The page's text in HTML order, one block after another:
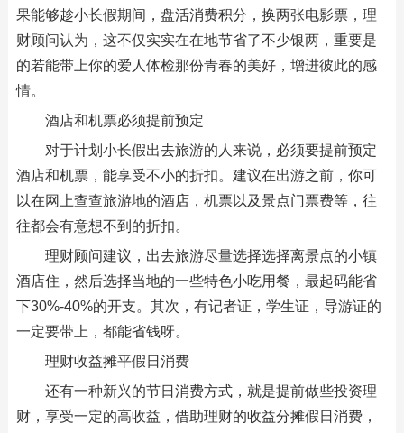
果能够趁小长假期间，盘活消费积分，换两张电影票，理
财顾问认为，这不仅实实在在地节省了不少银两，重要是
的若能带上你的爱人体检那份青春的美好，增进彼此的感
情。
酒店和机票必须提前预定
对于计划小长假出去旅游的人来说，必须要提前预定
酒店和机票，能享受不小的折扣。建议在出游之前，你可
以在网上查查旅游地的酒店，机票以及景点门票费等，往
往都会有意想不到的折扣。
理财顾问建议，出去旅游尽量选择选择离景点的小镇
酒店住，然后选择当地的一些特色小吃用餐，最起码能省
下30%-40%的开支。其次，有记者证，学生证，导游证的
一定要带上，都能省钱呀。
理财收益摊平假日消费
还有一种新兴的节日消费方式，就是提前做些投资理
财，享受一定的高收益，借助理财的收益分摊假日消费，